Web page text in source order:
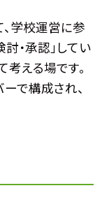
学校運営に参
・承認」してい
える場です。
で構成され、